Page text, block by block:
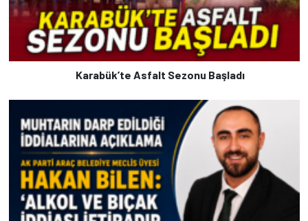
Karabük’te Asfalt Sezonu Başladı